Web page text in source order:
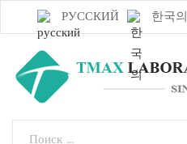
РУССКИЙ 한국의